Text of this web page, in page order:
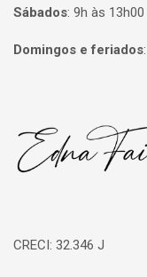
Sábados: 9h às 13h00
Domingos e feriados:
CRECI: 32.346 J